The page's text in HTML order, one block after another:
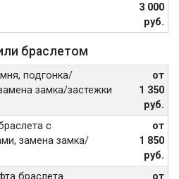
3 000
руб.
браслетом
подгонка/
замка/застежки
от
1 350
руб.
с
замена замка/
от
1 850
руб.
браслета
от